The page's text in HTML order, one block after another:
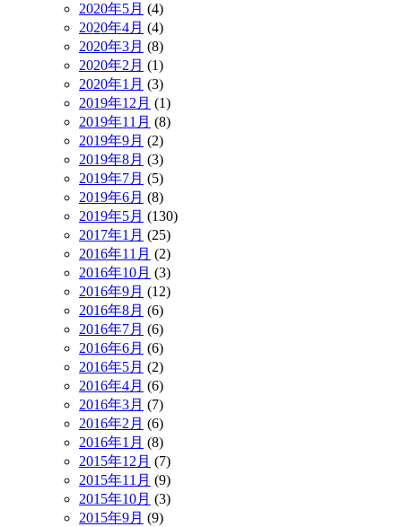
2020年5月 (4)
2020年4月 (4)
2020年3月 (8)
2020年2月 (1)
2020年1月 (3)
2019年12月 (1)
2019年11月 (8)
2019年9月 (2)
2019年8月 (3)
2019年7月 (5)
2019年6月 (8)
2019年5月 (130)
2017年1月 (25)
2016年11月 (2)
2016年10月 (3)
2016年9月 (12)
2016年8月 (6)
2016年7月 (6)
2016年6月 (6)
2016年5月 (2)
2016年4月 (6)
2016年3月 (7)
2016年2月 (6)
2016年1月 (8)
2015年12月 (7)
2015年11月 (9)
2015年10月 (3)
2015年9月 (9)